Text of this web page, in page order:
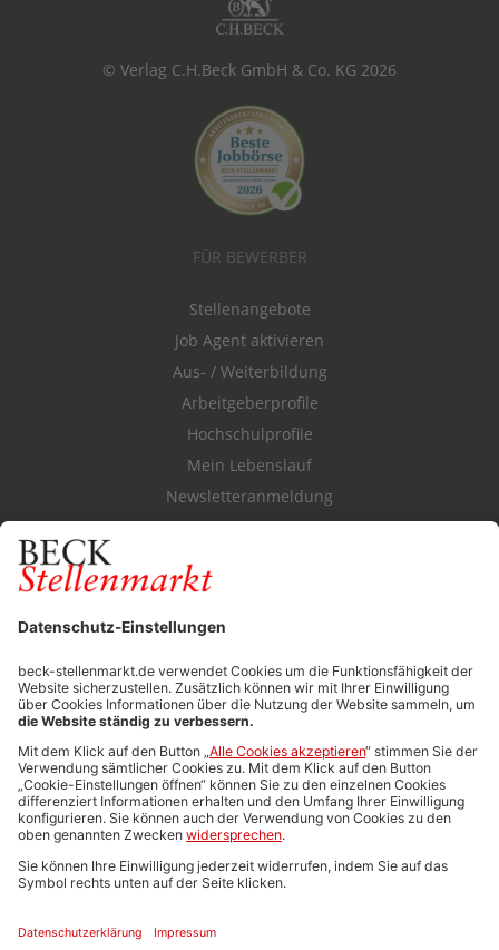
© Verlag C.H.Beck GmbH & Co. KG 2026
FÜR BEWERBER
Stellenangebote
Job Agent aktivieren
Aus- / Weiterbildung
Arbeitgeberprofile
Hochschulprofile
Mein Lebenslauf
Newsletteranmeldung
Durchsuchen Sie den Stellenkatalog
FÜR ARBEITGEBER
Stellenmarktpreise
Anzeigen-AGB
Media-Daten
Newsletteranmeldung
Produktübersicht
ALLGEMEIN
FAQs
Impressum